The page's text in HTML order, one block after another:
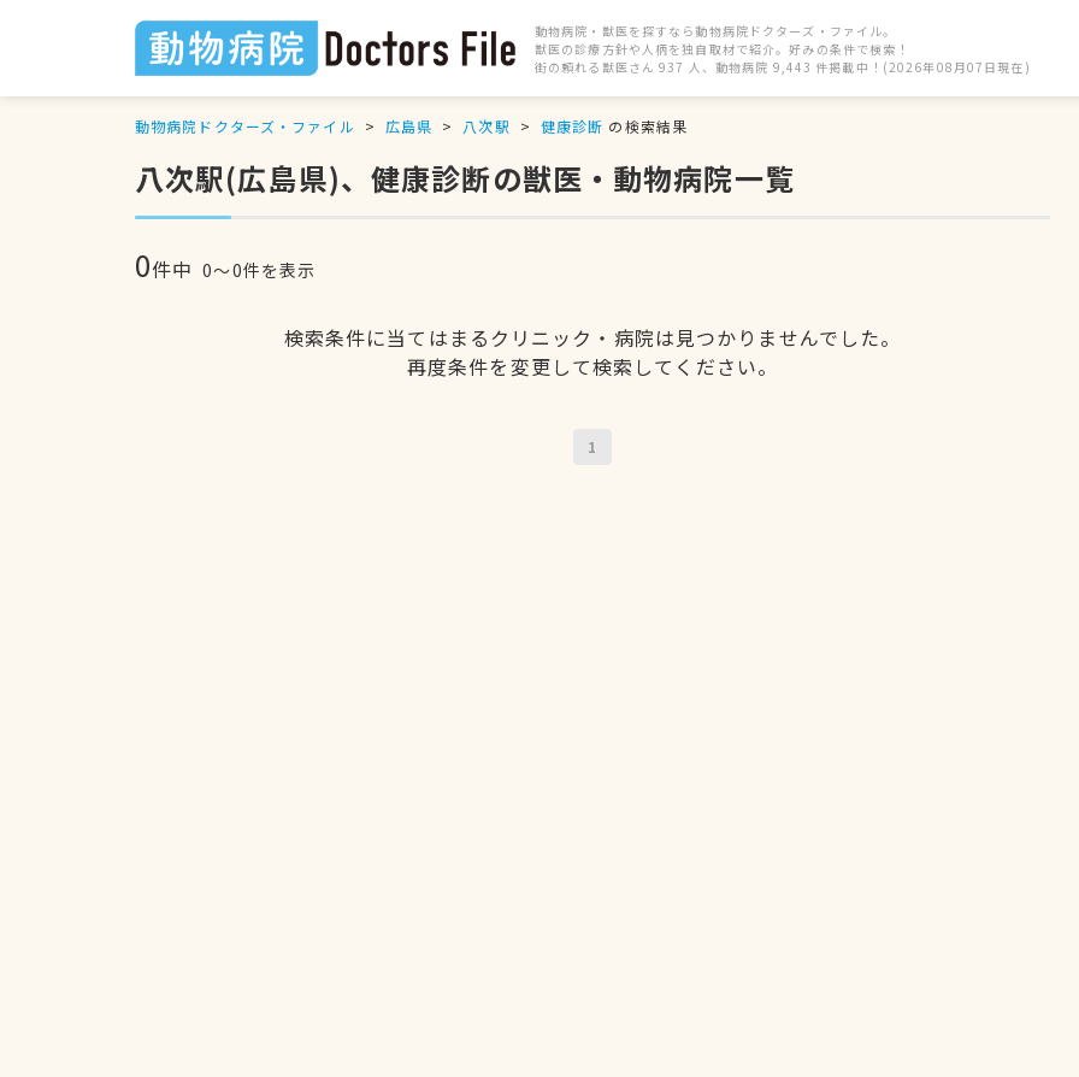
動物病院・獣医を探すなら動物病院ドクターズ・ファイル。
獣医の診療方針や人柄を独自取材で紹介。好みの条件で検索！
街の頼れる獣医さん 937 人、動物病院 9,443 件掲載中！(2026年08月07日現在)
動物病院ドクターズ・ファイル 広島県 八次駅 健康診断 の検索結果
八次駅(広島県)、健康診断の獣医・動物病院一覧
0件中 0〜0件を表示
検索条件に当てはまるクリニック・病院は見つかりませんでした。
再度条件を変更して検索してください。
1